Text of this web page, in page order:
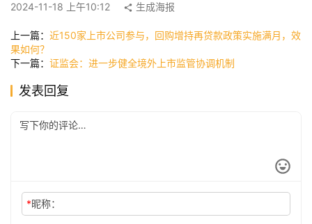
快
讯
司
尚
2024-11-18 上午10:12 生成海报
上一篇： 近150家上市公司参与，回购增持再贷款政策实施满月，效
果如何？
下一篇： 证监会：进一步健全境外上市监管协调机制
发表回复
*昵称：